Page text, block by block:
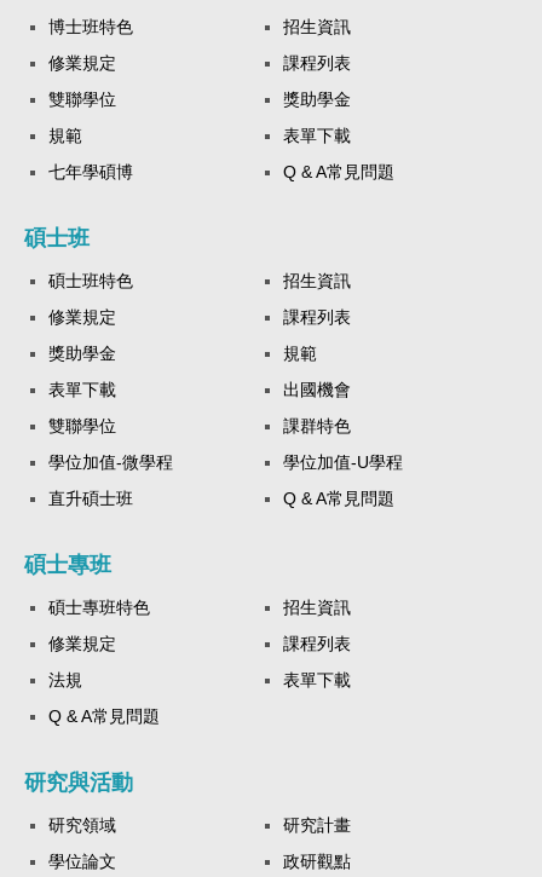
博士班特色
招生資訊
修業規定
課程列表
雙聯學位
獎助學金
規範
表單下載
七年學碩博
Q & A常見問題
碩士班
碩士班特色
招生資訊
修業規定
課程列表
獎助學金
規範
表單下載
出國機會
雙聯學位
課群特色
學位加值-微學程
學位加值-U學程
直升碩士班
Q & A常見問題
碩士專班
碩士專班特色
招生資訊
修業規定
課程列表
法規
表單下載
Q & A常見問題
研究與活動
研究領域
研究計畫
學位論文
政研觀點